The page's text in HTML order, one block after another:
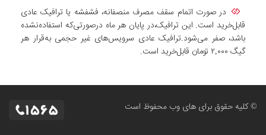
در صورت اتمام سقف مصرف منصفانه، فشفشه یا ترافیک عادی
قابل‌خرید است. این ترافیک،در پایان هر ماه درصورتی‌که استفاده‌نشده
باشد، صفر می‌شود.ترافیک عادی سرویس‌های غیر حجمی به‌قرار هر
گیگ ۲,۰۰۰ تومان قابل‌خرید است.
© کلیه حقوق برای های وب محفوظ است